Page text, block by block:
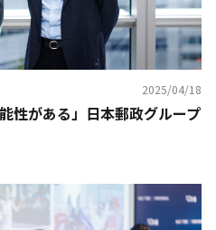
2025/04/18
性がある」日本郵政グループ